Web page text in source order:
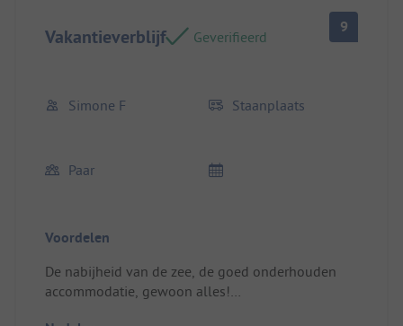
Vakantieverblijf Geverifieerd
9
Simone F Staanplaats
Paar
Voordelen
De nabijheid van de zee, de goed onderhouden
accommodatie, gewoon alles!